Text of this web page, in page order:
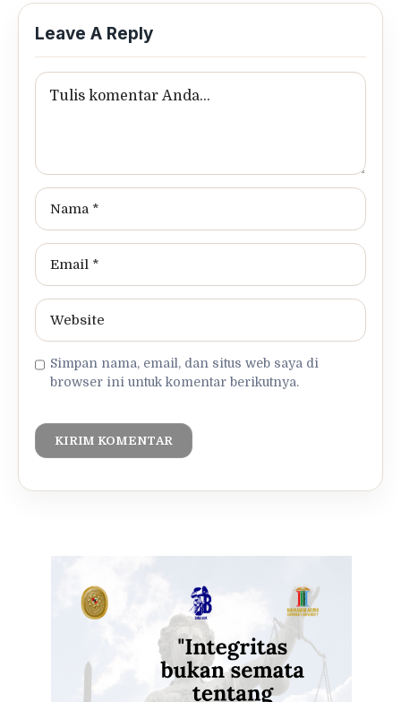
Leave A Reply
Simpan nama, email, dan situs web saya di
browser ini untuk komentar berikutnya.